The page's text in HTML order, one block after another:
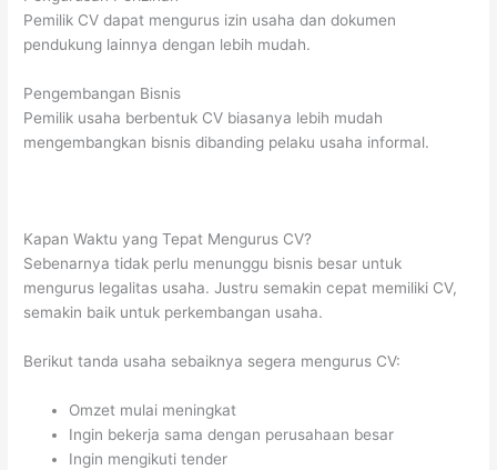
Pemilik CV dapat mengurus izin usaha dan dokumen
pendukung lainnya dengan lebih mudah.
Pengembangan Bisnis
Pemilik usaha berbentuk CV biasanya lebih mudah
mengembangkan bisnis dibanding pelaku usaha informal.
Kapan Waktu yang Tepat Mengurus CV?
Sebenarnya tidak perlu menunggu bisnis besar untuk
mengurus legalitas usaha. Justru semakin cepat memiliki CV,
semakin baik untuk perkembangan usaha.
Berikut tanda usaha sebaiknya segera mengurus CV:
Omzet mulai meningkat
Ingin bekerja sama dengan perusahaan besar
Ingin mengikuti tender